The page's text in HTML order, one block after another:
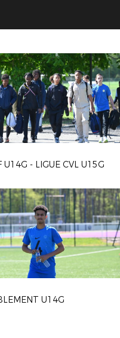
U14G - LIGUE CVL U15G
U14G